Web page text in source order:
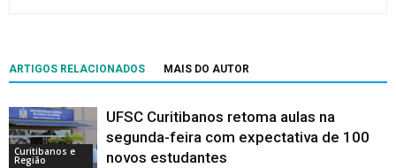
ARTIGOS RELACIONADOS MAIS DO AUTOR
Curitibanos e
Região
UFSC Curitibanos retoma aulas na
segunda-feira com expectativa de 100
novos estudantes